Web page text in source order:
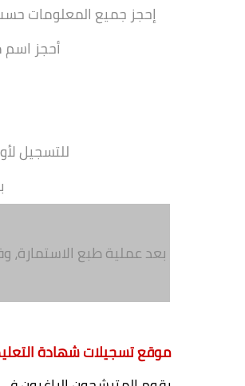
إحجز جميع المعلومات
أحجز
للتسجيل
بعد عملية طبع
موقع تسجيلات شهادة التعليم